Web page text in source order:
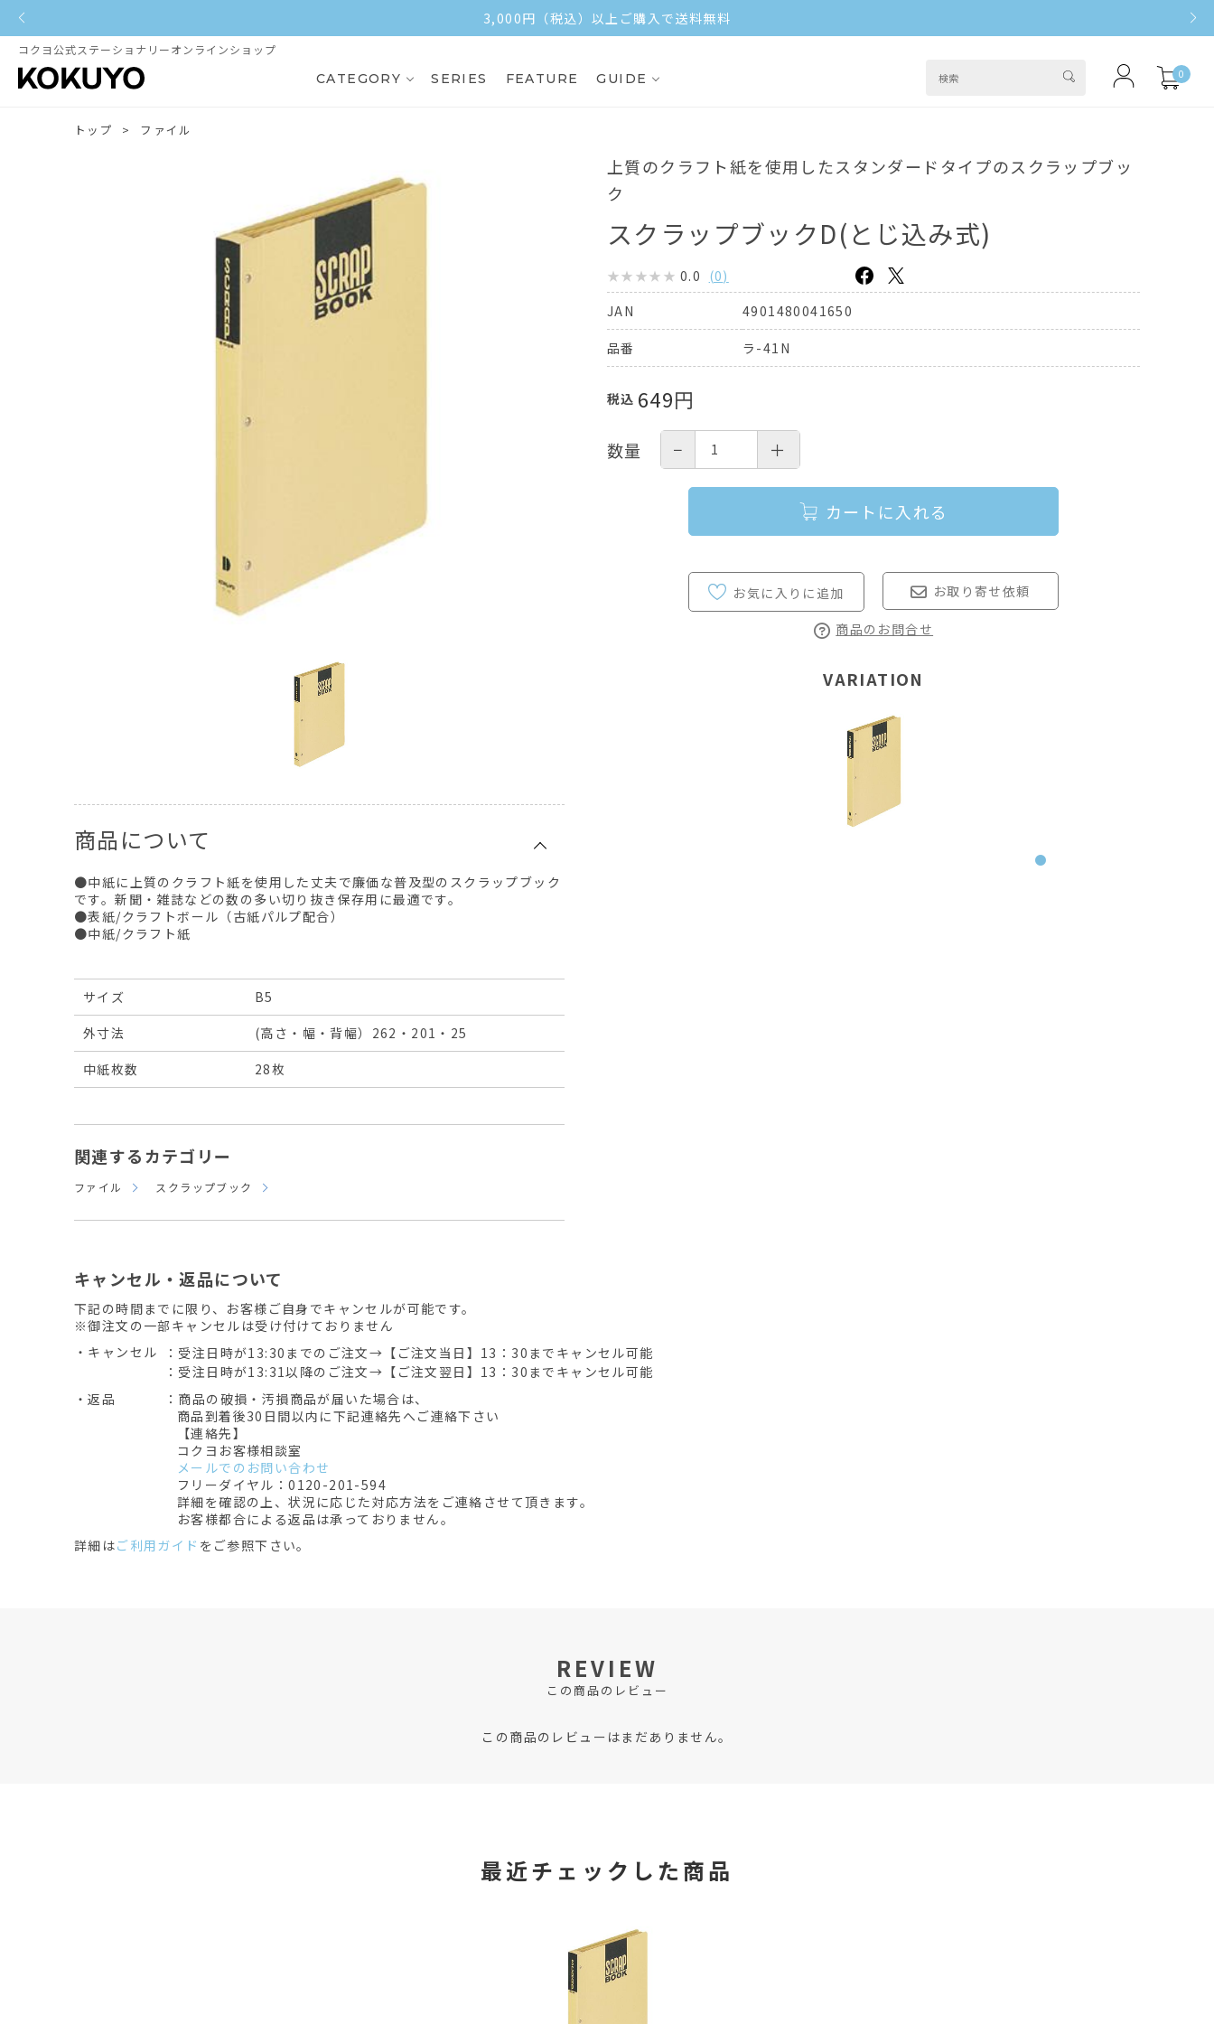
3,000円（税込）以上ご購入で送料無料
コクヨ公式ステーショナリーオンラインショップ
CATEGORY SERIES FEATURE GUIDE 0
トップ ファイル
商品について
●中紙に上質のクラフト紙を使用した丈夫で廉価な普及型のスクラップブック
です。新聞・雑誌などの数の多い切り抜き保存用に最適です。
●表紙/クラフトボール（古紙パルプ配合）
●中紙/クラフト紙
サイズ
B5
外寸法
(高さ・幅・背幅）262・201・25
中紙枚数
28枚
関連するカテゴリー
ファイル スクラップブック
上質のクラフト紙を使用したスタンダードタイプのスクラップブッ
ク
スクラップブックD(とじ込み式)
0.0 (0)
JAN
4901480041650
品番 ラ-41N
税込 649円
数量 − ＋
カートに入れる
お取り寄せ依頼
商品のお問合せ
VARIATION
キャンセル・返品について
下記の時間までに限り、お客様ご自身でキャンセルが可能です。
※御注文の一部キャンセルは受け付けておりません
・キャンセル
：受注日時が13:30までのご注文→【ご注文当日】13：30までキャンセル可能
：受注日時が13:31以降のご注文→【ご注文翌日】13：30までキャンセル可能
・返品
：商品の破損・汚損商品が届いた場合は、
商品到着後30日間以内に下記連絡先へご連絡下さい
【連絡先】
コクヨお客様相談室
メールでのお問い合わせ
フリーダイヤル：0120-201-594
詳細を確認の上、状況に応じた対応方法をご連絡させて頂きます。
お客様都合による返品は承っておりません。
詳細はご利用ガイド をご参照下さい。
REVIEW
この商品のレビュー
この商品のレビューはまだありません。
最近チェックした商品